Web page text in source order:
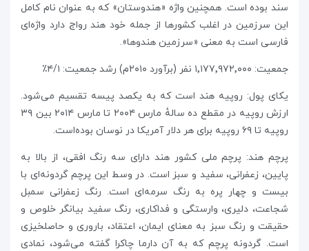
سند بوده‌ است. همچنین واژه «هندوستان» که به عنوان نام کامل
این سرزمین در اغلب کشورها از جمله خود هند رواج دارد واژه‌ای
فارسی است به معنی «سرزمین هندوها».
جمعیت: ۱٬۱۷۷٬۹۷۲٬۰۰۰ نفر (برآورد ۲۰۱۰م) رشد جمعیت: ۴/۱٪
یکای پول: روپیه هند است که به یکصد پیسه تقسیم می‌شود.
ارزش روپیه در مقطع ده سالهٔ مارس ۲۰۰۴ تا مارس ۲۰۱۴ بین ۳۹
روپیه تا ۶۹ روپیه برای هر دلار آمریکا در نوسان بوده‌است.
پرچم هند: پرچم ملی کشور هند دارای سه رنگ افقی، از بالا به
پایین، زعفرانی، سفید و سبز است. در وسط این پرچم گردونه‌ای با
بیست و چهار پره به رنگ سرمه‌ای است. رنگ زعفرانی سمبل
شجاعت، دلیری، وارستگی و فداکاری، رنگ سفید بیانگر خلوص و
حقیقت و رنگ سبز به معنای ایمان، اعتقاد، باروری و حاصلخیزی
است. گردونه پرچم که به آن دارما چاکرا گفته می‌شود، نمادی